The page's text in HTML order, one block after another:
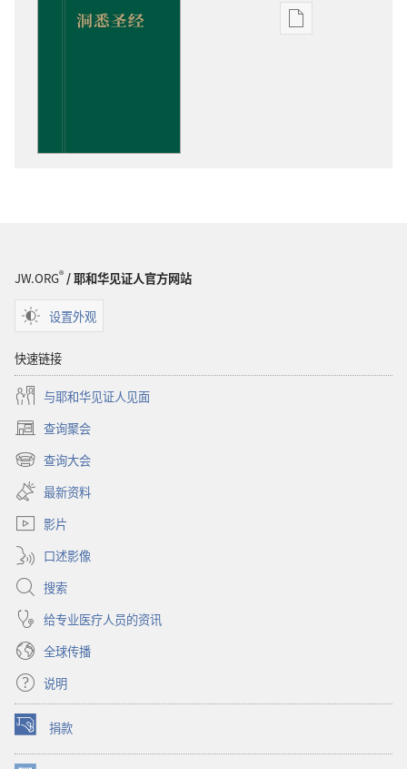
出
JW.ORG®/ 耶和华见证人官方网站
设置外观
快速链接
与耶和华见证人见面
查询聚会
（打
开
新
窗
口）
查询大会
（打
开
新
窗
最新资料
影片
口述影像
搜索
给专业医疗人员的资讯
全球传播
说明
捐款
（打
开